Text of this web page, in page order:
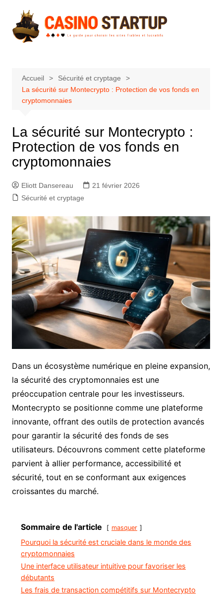
contenu
Accueil
Sécurité et cryptage
La sécurité sur Montecrypto : Protection de vos fonds en
cryptomonnaies
La sécurité sur Montecrypto :
Protection de vos fonds en
cryptomonnaies
Eliott Dansereau
21 février 2026
Sécurité et cryptage
Dans un écosystème numérique en pleine expansion,
la sécurité des cryptomonnaies est une
préoccupation centrale pour les investisseurs.
Montecrypto se positionne comme une plateforme
innovante, offrant des outils de protection avancés
pour garantir la sécurité des fonds de ses
utilisateurs. Découvrons comment cette plateforme
parvient à allier performance, accessibilité et
sécurité, tout en se conformant aux exigences
croissantes du marché.
Sommaire de l'article masquer
Pourquoi la sécurité est cruciale dans le monde des
cryptomonnaies
Une interface utilisateur intuitive pour favoriser les
débutants
Les frais de transaction compétitifs sur Montecrypto